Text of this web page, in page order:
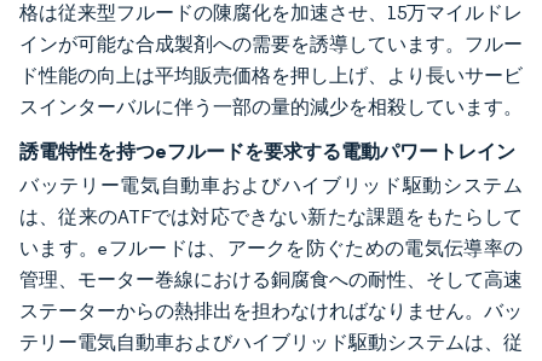
格は従来型フルードの陳腐化を加速させ、15万マイルドレ
インが可能な合成製剤への需要を誘導しています。フルー
ド性能の向上は平均販売価格を押し上げ、より長いサービ
スインターバルに伴う一部の量的減少を相殺しています。
誘電特性を持つeフルードを要求する電動パワートレイン
バッテリー電気自動車およびハイブリッド駆動システム
は、従来のATFでは対応できない新たな課題をもたらして
います。eフルードは、アークを防ぐための電気伝導率の
管理、モーター巻線における銅腐食への耐性、そして高速
ステーターからの熱排出を担わなければなりません。バッ
テリー電気自動車およびハイブリッド駆動システムは、従